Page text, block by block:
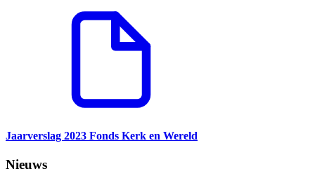
Jaarverslag 2023 Fonds Kerk en Wereld
Nieuws